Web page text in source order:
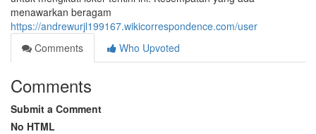
menawarkan beragam
https://andrewurjl199167.wikicorrespondence.com/user
Comments
Who Upvoted
Comments
Submit a Comment
No HTML